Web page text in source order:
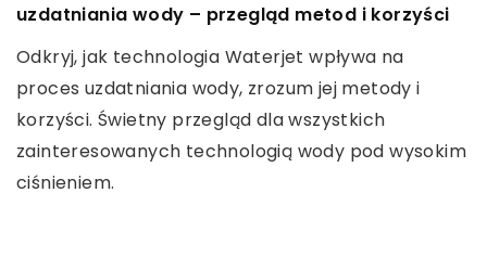
Podróżnicze inspiracje: jak odkrywać nowe
pasje w czasie wolnym
Odkryj, jak podróże mogą stać się inspiracją do
rozwijania nowych pasji w czasie wolnym. Poznaj
sposoby na łączenie przygody z osobistym
uzdatniania wody – przegląd metod i korzyści
Odkryj, jak technologia Waterjet wpływa na
proces uzdatniania wody, zrozum jej metody i
korzyści. Świetny przegląd dla wszystkich
zainteresowanych technologią wody pod wysokim
ciśnieniem.
Jak wybrać idealne urządzenie do domowych
projektów krawieckich?
Rozważasz zakup urządzenia do szycia do użytku
domowego? Odkryj istotne kryteria, które pomogą
Ci podjąć świadomą decyzję i wybrać doskonały